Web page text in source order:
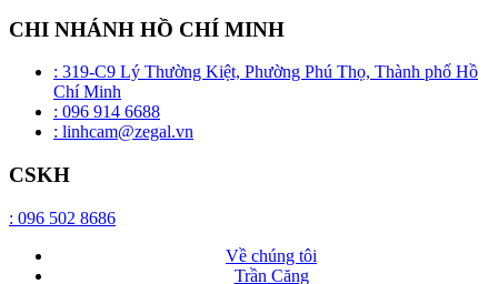
CHI NHÁNH HỒ CHÍ MINH
: 319-C9 Lý Thường Kiệt, Phường Phú Thọ, Thành phố Hồ
Chí Minh
: 096 914 6688
: linhcam@zegal.vn
CSKH
: 096 502 8686
Về chúng tôi
Trần Căng